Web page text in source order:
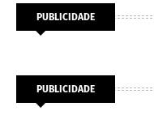
PUBLICIDADE
PUBLICIDADE